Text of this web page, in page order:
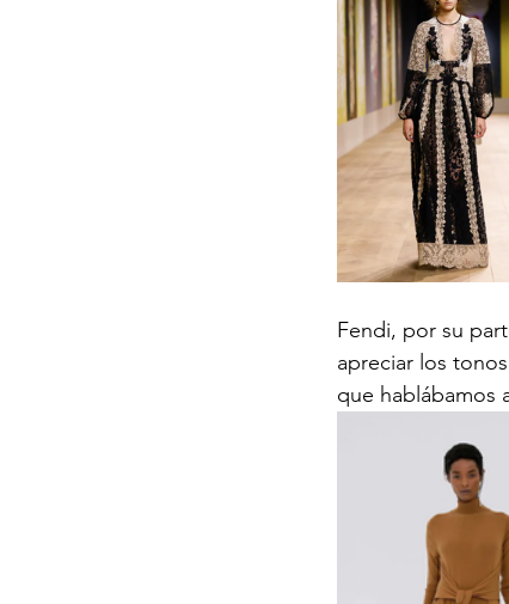
Fendi, por su
apreciar los
que hablábamos